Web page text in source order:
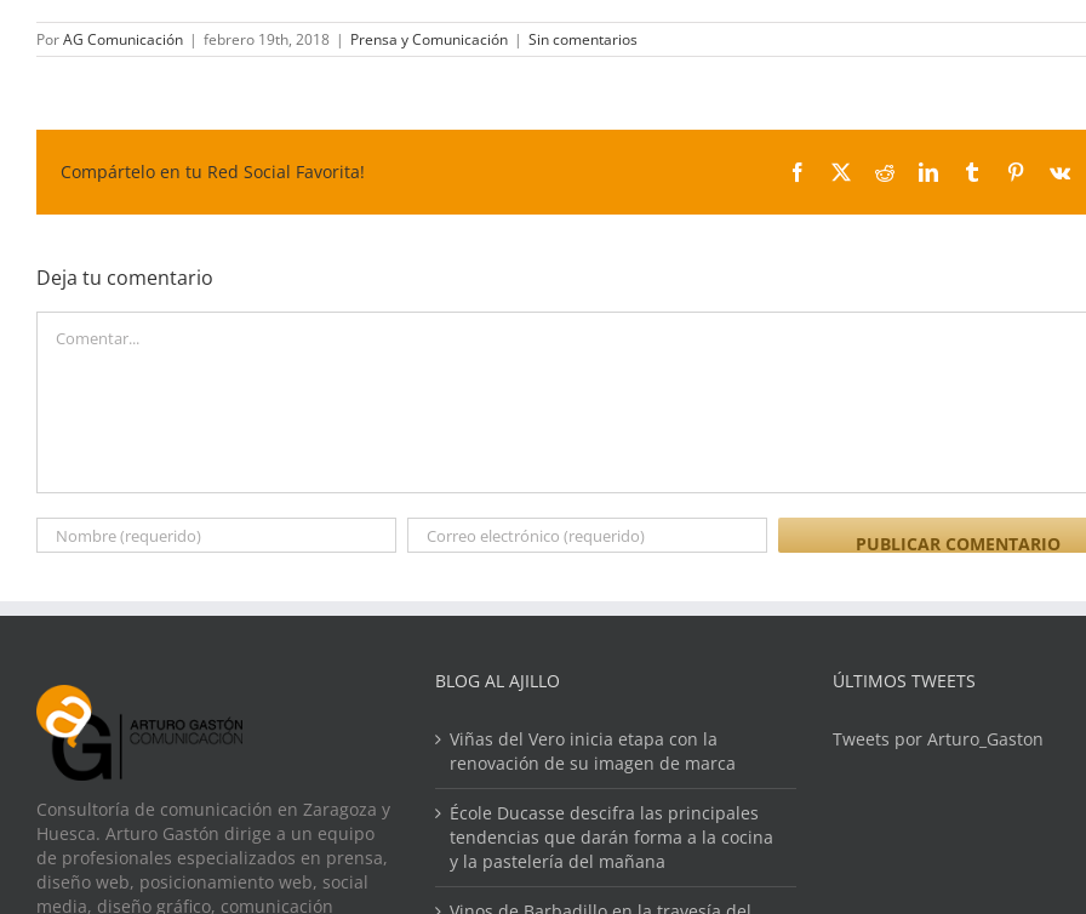
PorAG Comunicación | febrero 19th, 2018 | Prensa y Comunicación | Sin comentarios
Compártelo en tu Red Social Favorita! Facebook
X RedditLinkedInTumblrPinterest
Vk
Deja tu comentario
Consultoría de comunicación en Zaragoza y
Huesca. Arturo Gastón dirige a un equipo
de profesionales especializados en prensa,
diseño web, posicionamiento web, social
media, diseño gráfico, comunicación
BLOG AL AJILLO
Viñas del Vero inicia etapa con la
renovación de su imagen de marca
École Ducasse descifra las principales
tendencias que darán forma a la cocina
y la pastelería del mañana
ÚLTIMOS TWEETS
Tweets por Arturo_Gaston